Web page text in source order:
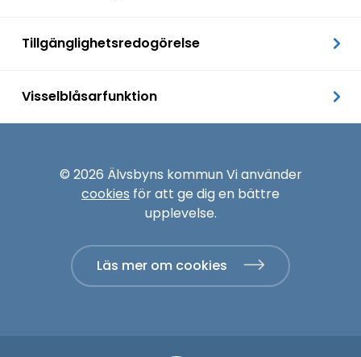
Tillgänglighetsredogörelse
Visselblåsarfunktion
© 2026 Älvsbyns kommun Vi använder
cookies för att ge dig en bättre
upplevelse.
Läs mer om cookies